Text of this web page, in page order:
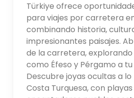
Türkiye ofrece
para viajes por carretera
combinando historia,
impresionantes paisajes.
de la carretera, explorando
como Éfeso y Pérgamo a
Descubre joyas ocultas a
Costa Turquesa, con